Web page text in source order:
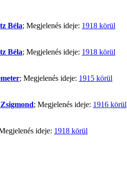
Béla; Megjelenés ideje: 1918 körül
Béla; Megjelenés ideje: 1918 körül
; Megjelenés ideje: 1915 körül
; Megjelenés ideje: 1916 körül
ideje: 1918 körül